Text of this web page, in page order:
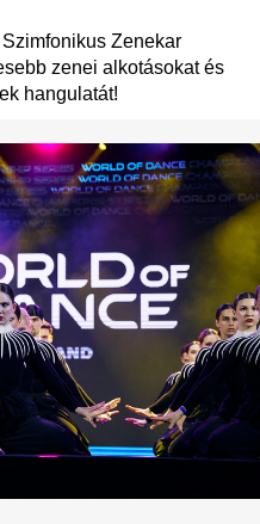
Zenekar
zenei alkotásokat és
hangulatát!